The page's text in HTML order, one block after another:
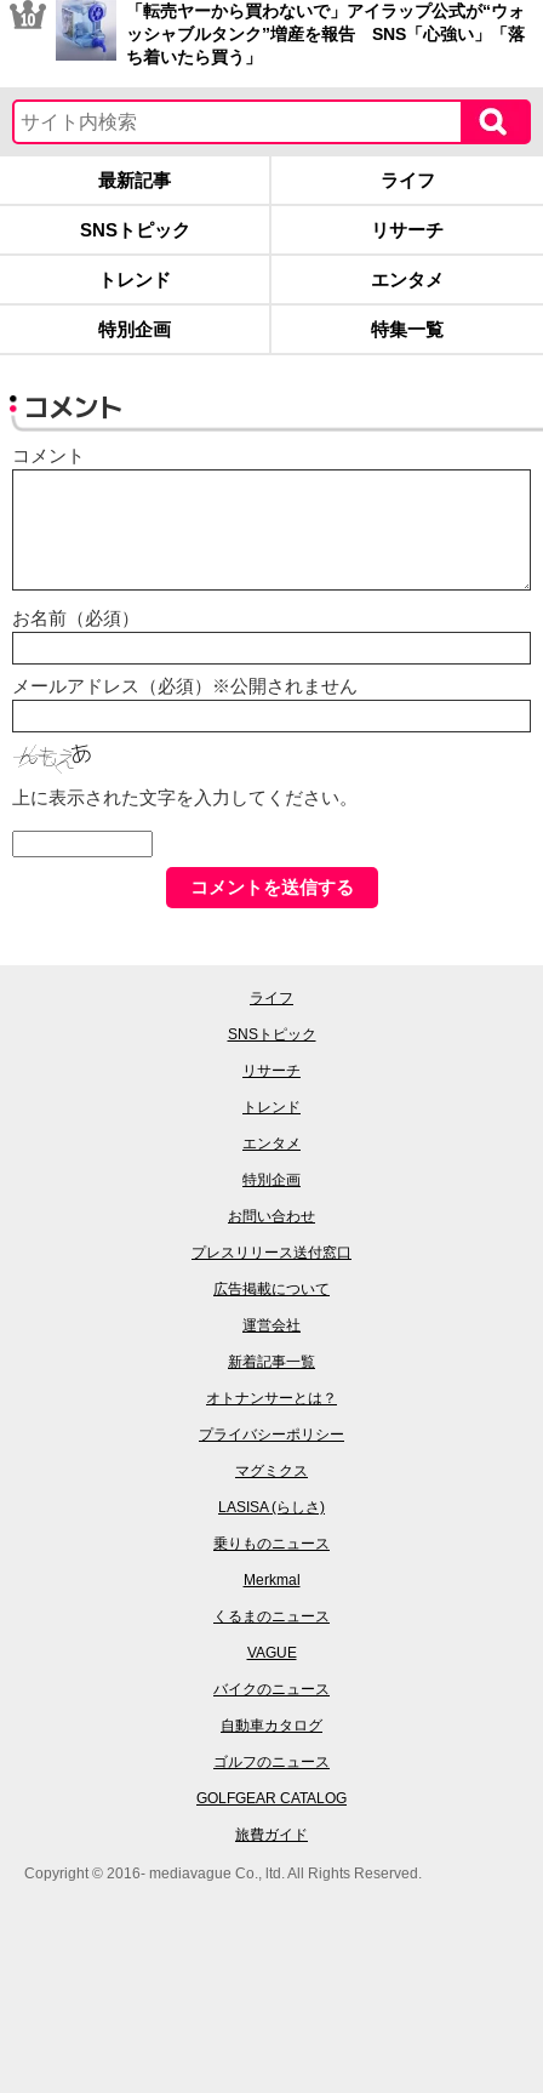
「転売ヤーから買わないで」アイラップ公式が“ウォ
ッシャブルタンク”増産を報告 SNS「心強い」「落
ち着いたら買う」
最新記事 ライフ
SNSトピック リサーチ
トレンド エンタメ
特別企画 特集一覧
コメント
コメント
お名前（必須）
メールアドレス（必須）※公開されません
上に表示された文字を入力してください。
ライフ
SNSトピック
リサーチ
トレンド
エンタメ
特別企画
お問い合わせ
プレスリリース送付窓口
広告掲載について
運営会社
新着記事一覧
オトナンサーとは？
プライバシーポリシー
マグミクス
LASISA (らしさ)
乗りものニュース
Merkmal
くるまのニュース
VAGUE
バイクのニュース
自動車カタログ
ゴルフのニュース
GOLFGEAR CATALOG
旅費ガイド
Copyright © 2016- mediavague Co., ltd. All Rights Reserved.